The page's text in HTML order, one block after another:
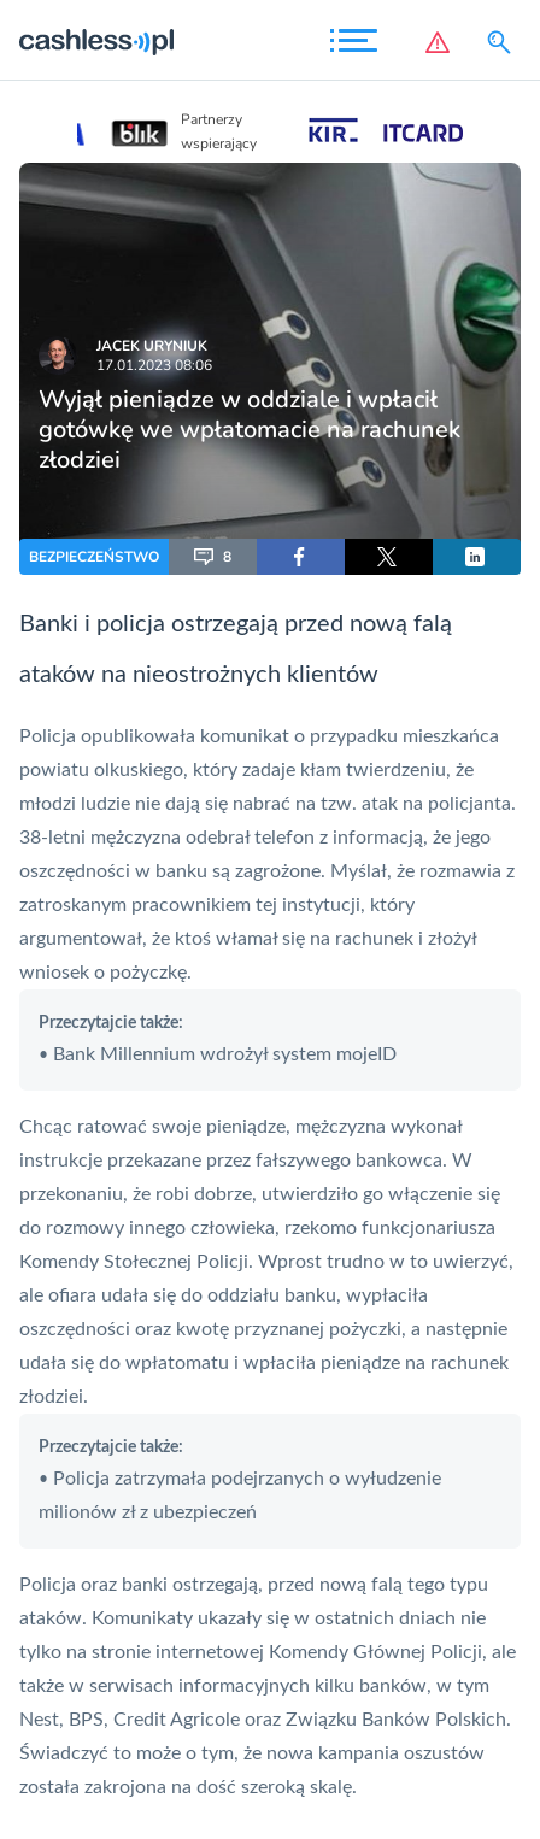
Partnerzy
wspierający
JACEK URYNIUK
17.01.2023 08:06
Wyjął pieniądze w oddziale i wpłacił
gotówkę we wpłatomacie na rachunek
złodziei
BEZPIECZEŃSTWO 8
Banki i policja ostrzegają przed nową falą
ataków na nieostrożnych klientów
Policja opublikowała komunikat o przypadku mieszkańca
powiatu olkuskiego, który zadaje kłam twierdzeniu, że
młodzi ludzie nie dają się nabrać na tzw. atak na policjanta.
38-letni mężczyzna odebrał telefon z informacją, że jego
oszczędności w banku są zagrożone. Myślał, że rozmawia z
zatroskanym pracownikiem tej instytucji, który
argumentował, że ktoś włamał się na rachunek i złożył
wniosek o pożyczkę.
Przeczytajcie także:
• Bank Millennium wdrożył system mojeID
Chcąc ratować swoje pieniądze, mężczyzna wykonał
instrukcje przekazane przez fałszywego bankowca. W
przekonaniu, że robi dobrze, utwierdziło go włączenie się
do rozmowy innego człowieka, rzekomo funkcjonariusza
Komendy Stołecznej Policji. Wprost trudno w to uwierzyć,
ale ofiara udała się do oddziału banku, wypłaciła
oszczędności oraz kwotę przyznanej pożyczki, a następnie
udała się do wpłatomatu i wpłaciła pieniądze na rachunek
złodziei.
Przeczytajcie także:
• Policja zatrzymała podejrzanych o wyłudzenie
milionów zł z ubezpieczeń
Policja oraz banki ostrzegają, przed nową falą tego typu
ataków. Komunikaty ukazały się w ostatnich dniach nie
tylko na stronie internetowej Komendy Głównej Policji, ale
także w serwisach informacyjnych kilku banków, w tym
Nest, BPS, Credit Agricole oraz Związku Banków Polskich.
Świadczyć to może o tym, że nowa kampania oszustów
została zakrojona na dość szeroką skalę.